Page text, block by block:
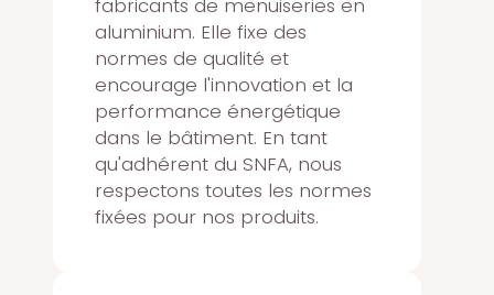
fabricants de menuiseries en
aluminium. Elle fixe des
normes de qualité et
encourage l'innovation et la
performance énergétique
dans le bâtiment. En tant
qu'adhérent du SNFA, nous
respectons toutes les normes
fixées pour nos produits.